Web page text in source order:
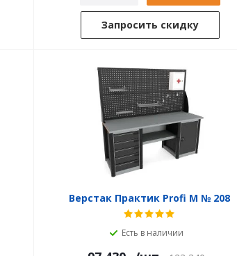
Запросить скидку
Верстак Практик Profi M № 208
Есть в наличии